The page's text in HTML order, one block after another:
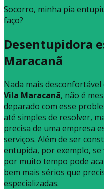
Socorro, minha pia
faço?
Desentupidora
Maracanã
Nada mais
Vila Maracanã, não é
deparado com esse
até simples de resolver,
precisa de uma empresa
serviços. Além de ser
entupida, por exemplo,
por muito tempo pode
bem mais sérios que
especializadas.